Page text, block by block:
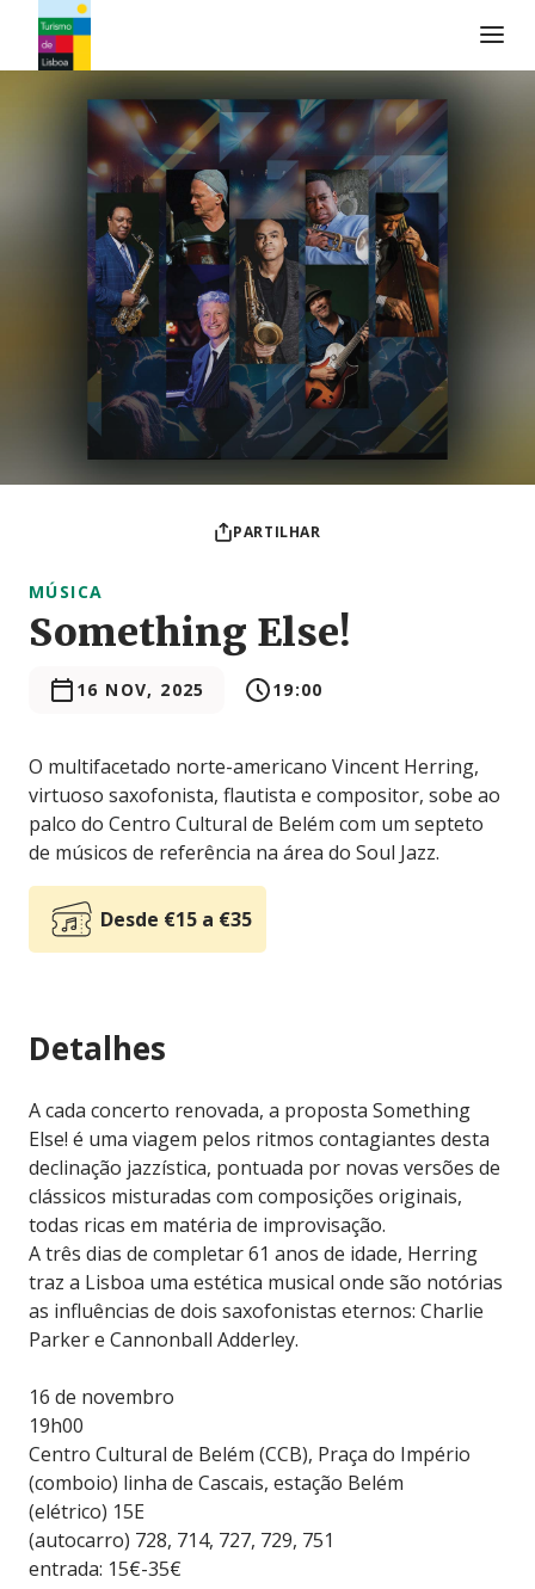
Logo do Turismo de Lisboa
PARTILHAR
MÚSICA
Something Else!
16 NOV, 2025 19:00
O multifacetado norte-americano Vincent Herring,
virtuoso saxofonista, flautista e compositor, sobe ao
palco do Centro Cultural de Belém com um septeto
de músicos de referência na área do Soul Jazz.
Desde €15 a €35
Detalhes
A cada concerto renovada, a proposta Something
Else! é uma viagem pelos ritmos contagiantes desta
declinação jazzística, pontuada por novas versões de
clássicos misturadas com composições originais,
todas ricas em matéria de improvisação.
A três dias de completar 61 anos de idade, Herring
traz a Lisboa uma estética musical onde são notórias
as influências de dois saxofonistas eternos: Charlie
Parker e Cannonball Adderley.
16 de novembro
19h00
Centro Cultural de Belém (CCB), Praça do Império
(comboio) linha de Cascais, estação Belém
(elétrico) 15E
(autocarro) 728, 714, 727, 729, 751
entrada: 15€-35€